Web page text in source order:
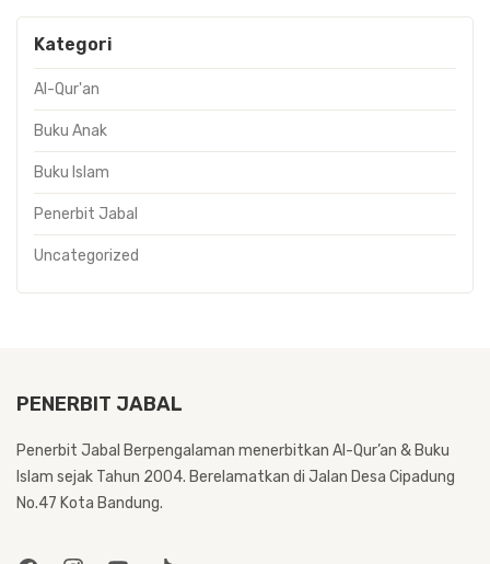
Kategori
Al-Qur'an
Buku Anak
Buku Islam
Penerbit Jabal
Uncategorized
PENERBIT JABAL
Penerbit Jabal Berpengalaman menerbitkan Al-Qur’an & Buku
Islam sejak Tahun 2004. Berelamatkan di Jalan Desa Cipadung
No.47 Kota Bandung.